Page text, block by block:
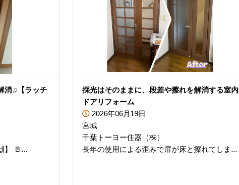
消♫【ラッチ
】 🚪...
採光はそのままに、段差や擦れを解消する室内
ドアリフォーム
2026年06月19日
宮城
千葉トーヨー住器（株）
長年の使用による歪みで扉が床と擦れてしま...